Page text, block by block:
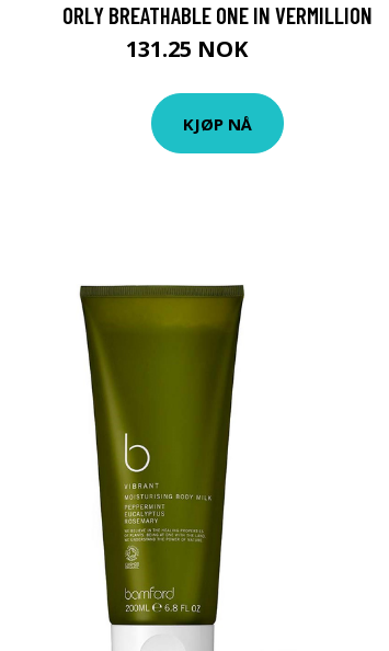
ORLY BREATHABLE ONE IN VERMILLION
131.25 NOK
KJØP NÅ